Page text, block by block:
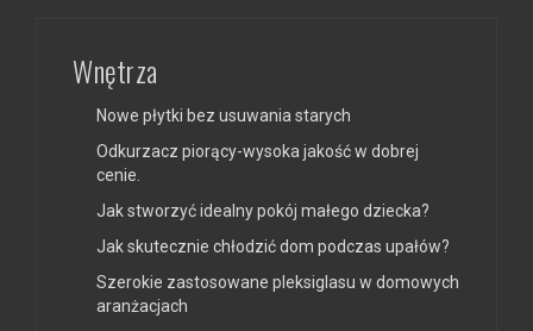
Wnętrza
Nowe płytki bez usuwania starych
Odkurzacz piorący-wysoka jakość w dobrej
cenie.
Jak stworzyć idealny pokój małego dziecka?
Jak skutecznie chłodzić dom podczas upałów?
Szerokie zastosowane pleksiglasu w domowych
aranżacjach